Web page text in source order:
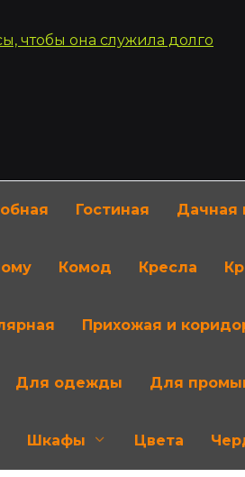
Гостиная Дачная
Комод Кресла
Прихожая и
Для одежды Для
Шкафы Цвета